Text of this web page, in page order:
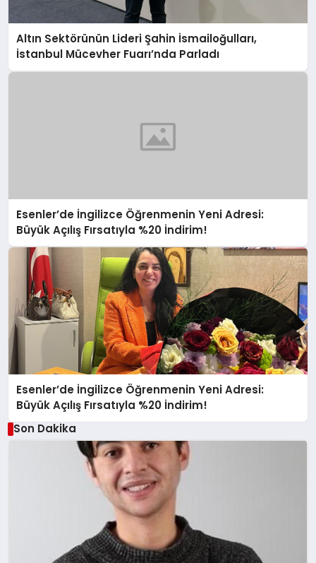
Altın Sektörünün Lideri Şahin İsmailoğulları,
İstanbul Mücevher Fuarı’nda Parladı ￼
Esenler’de İngilizce Öğrenmenin Yeni Adresi:
Büyük Açılış Fırsatıyla %20 İndirim!
Esenler’de İngilizce Öğrenmenin Yeni Adresi:
Büyük Açılış Fırsatıyla %20 İndirim!
Son Dakika